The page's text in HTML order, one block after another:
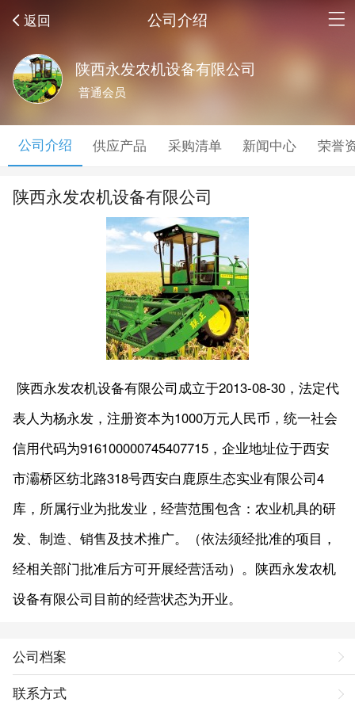
返回 公司介绍
陕西永发农机设备有限公司
普通会员
公司介绍 供应产品 采购清单 新闻中心 荣誉
陕西永发农机设备有限公司
陕西永发农机设备有限公司成立于2013-08-30，法定代
表人为杨永发，注册资本为1000万元人民币，统一社会
信用代码为916100000745407715，企业地址位于西安
市灞桥区纺北路318号西安白鹿原生态实业有限公司4
库，所属行业为批发业，经营范围包含：农业机具的研
发、制造、销售及技术推广。（依法须经批准的项目，
经相关部门批准后方可开展经营活动）。陕西永发农机
设备有限公司目前的经营状态为开业。
公司档案
联系方式